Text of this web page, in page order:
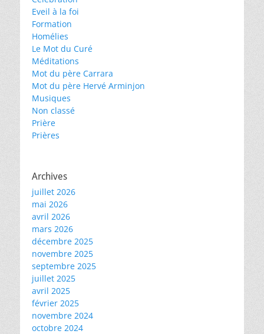
Eveil à la foi
Formation
Homélies
Le Mot du Curé
Méditations
Mot du père Carrara
Mot du père Hervé Arminjon
Musiques
Non classé
Prière
Prières
Archives
juillet 2026
mai 2026
avril 2026
mars 2026
décembre 2025
novembre 2025
septembre 2025
juillet 2025
avril 2025
février 2025
novembre 2024
octobre 2024